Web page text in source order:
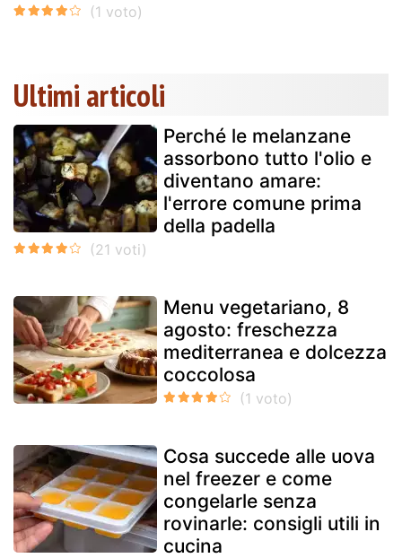
Ultimi articoli
Perché le melanzane
assorbono tutto l'olio e
diventano amare:
l'errore comune prima
della padella
Menu vegetariano, 8
agosto: freschezza
mediterranea e dolcezza
coccolosa
Cosa succede alle uova
nel freezer e come
congelarle senza
rovinarle: consigli utili in
cucina